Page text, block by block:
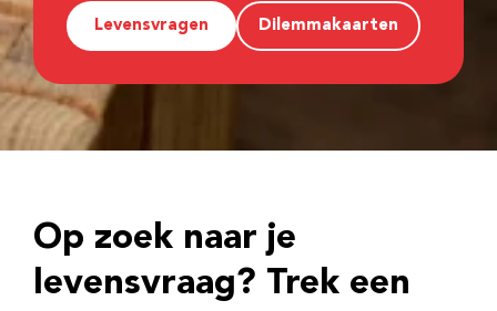
Levensvragen Dilemmakaarten
Op zoek naar je
levensvraag? Trek een